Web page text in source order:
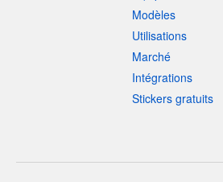
Modèles
Utilisations
Marché
Intégrations
Stickers gratuits